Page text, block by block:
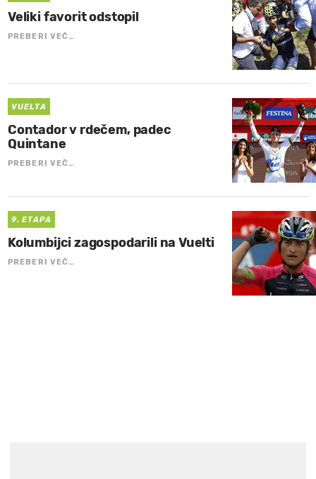
Veliki favorit odstopil
PREBERI VEČ…
VUELTA
Contador v rdečem, padec
Quintane
PREBERI VEČ…
9. ETAPA
Kolumbijci zagospodarili na Vuelti
PREBERI VEČ…